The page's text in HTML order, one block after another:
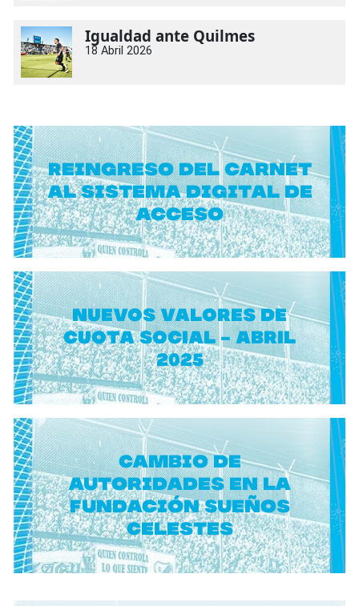
Igualdad ante Quilmes
18 Abril 2026
Reingreso del carnet
al sistema digital de
acceso
NUEVOS VALORES DE
CUOTA SOCIAL - ABRIL
2025
Cambio de
autoridades en la
Fundación Sueños
Celestes